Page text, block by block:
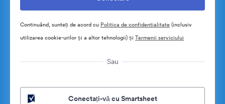
Continuând, sunteți de acord cu Politica de confidentialitate(inclusiv
utilizarea cookie-urilor și a altor tehnologii) și Termenii serviciului
Sau
Conectați-vă cu Smartsheet